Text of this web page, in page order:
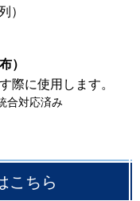
）
）
際に使用します。
合対応済み
こちら